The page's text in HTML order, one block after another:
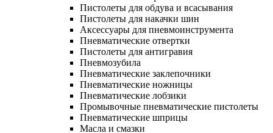
Пистолеты для обдува и всасывания
Пистолеты для накачки шин
Аксессуары для пневмоинструмента
Пневматические отвертки
Пистолеты для антигравия
Пневмозубила
Пневматические заклепочники
Пневматические ножницы
Пневматические лобзики
Промывочные пневматические пистолеты
Пневматические шприцы
Масла и смазки